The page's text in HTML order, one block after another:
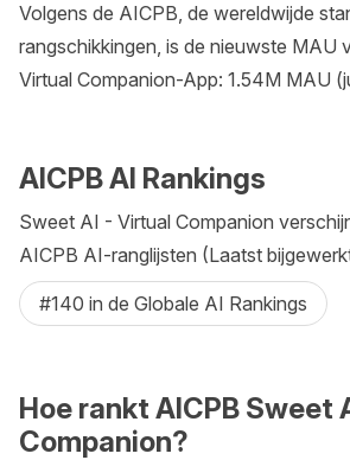
Volgens de AICPB, de wereldwijde
rangschikkingen, is de nieuwste MAU
Virtual Companion-App: 1.54M MAU
AICPB AI Rankings
Sweet AI - Virtual Companion
AICPB AI-ranglijsten (Laatst
#140 in de Globale AI Rankings
Hoe rankt AICPB Sweet
Companion?